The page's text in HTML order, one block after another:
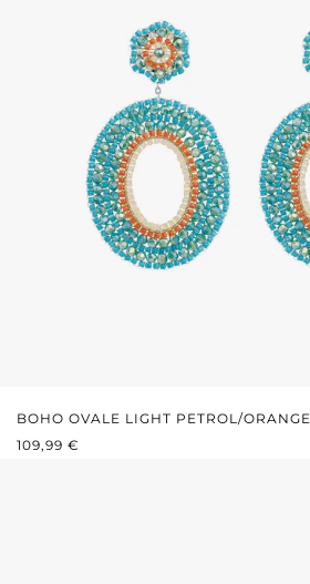
BOHO OVALE LIGHT PETROL/ORANGE
PRIX RÉGULIER :
109,99 €